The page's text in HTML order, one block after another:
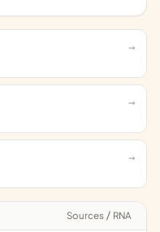
Sources / RNA